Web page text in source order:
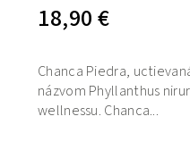
18,90 €
Chanca Piedra,
názvom Phyllanthus
wellnessu. Chanca...